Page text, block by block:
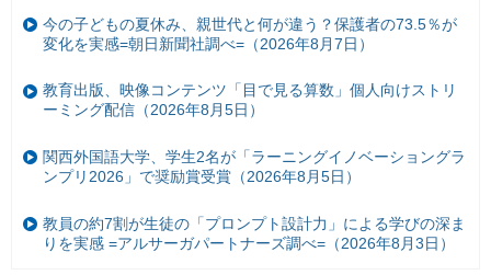
今の子どもの夏休み、親世代と何が違う？保護者の73.5％が
変化を実感=朝日新聞社調べ=（2026年8月7日）
教育出版、映像コンテンツ「目で見る算数」個人向けストリ
ーミング配信（2026年8月5日）
関西外国語大学、学生2名が「ラーニングイノベーショングラ
ンプリ2026」で奨励賞受賞（2026年8月5日）
教員の約7割が生徒の「プロンプト設計力」による学びの深ま
りを実感 =アルサーガパートナーズ調べ=（2026年8月3日）